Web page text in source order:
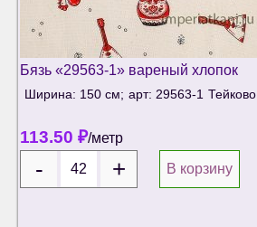
Бязь «29563-1» вареный хлопок
Ширина: 150 см; арт: 29563-1 Тейково
113.50 ₽/метр
В корзину